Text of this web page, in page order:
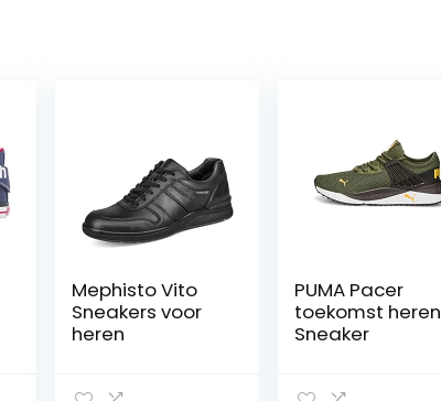
Mephisto Vito
Sneakers voor
heren
PUMA Pacer
toekomst heren
Sneaker